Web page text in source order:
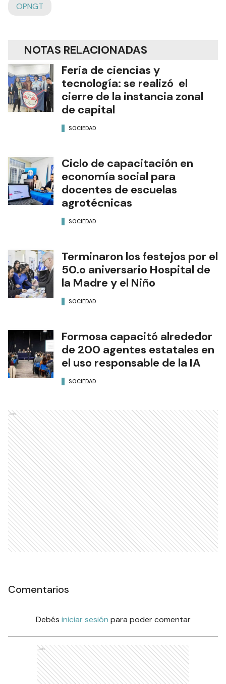
OPNGT
NOTAS RELACIONADAS
Feria de ciencias y
tecnología: se realizó el
cierre de la instancia zonal
de capital
SOCIEDAD
Ciclo de capacitación en
economía social para
docentes de escuelas
agrotécnicas
SOCIEDAD
Terminaron los festejos por el
50.o aniversario Hospital de
la Madre y el Niño
SOCIEDAD
Formosa capacitó alrededor
de 200 agentes estatales en
el uso responsable de la IA
SOCIEDAD
Ads
Comentarios
Debés iniciar sesión para poder comentar
Ads